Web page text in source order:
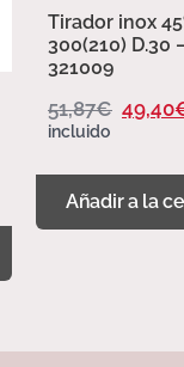
Tirador inox
300(210) D.30
321009
51,87€ 49,40
incluido
Añadir a la